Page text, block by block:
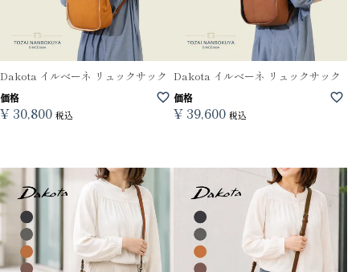
Dakota イルベーネ リュックサック
価格
¥ 30,800 税込
Dakota イルベーネ リュックサック
価格
¥ 39,600 税込